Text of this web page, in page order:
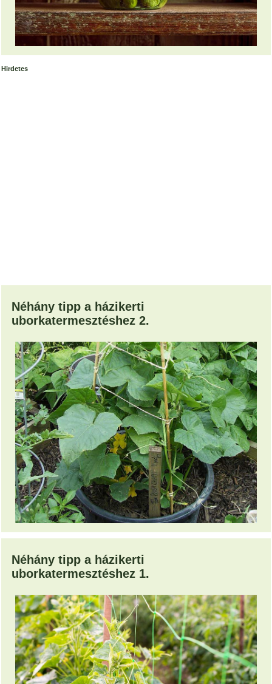
Hirdetes
Néhány tipp a házikerti
uborkatermesztéshez 2.
Néhány tipp a házikerti
uborkatermesztéshez 1.